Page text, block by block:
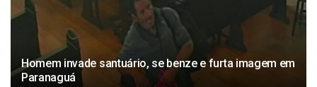
Homem invade santuário, se benze e furta imagem em
Paranaguá